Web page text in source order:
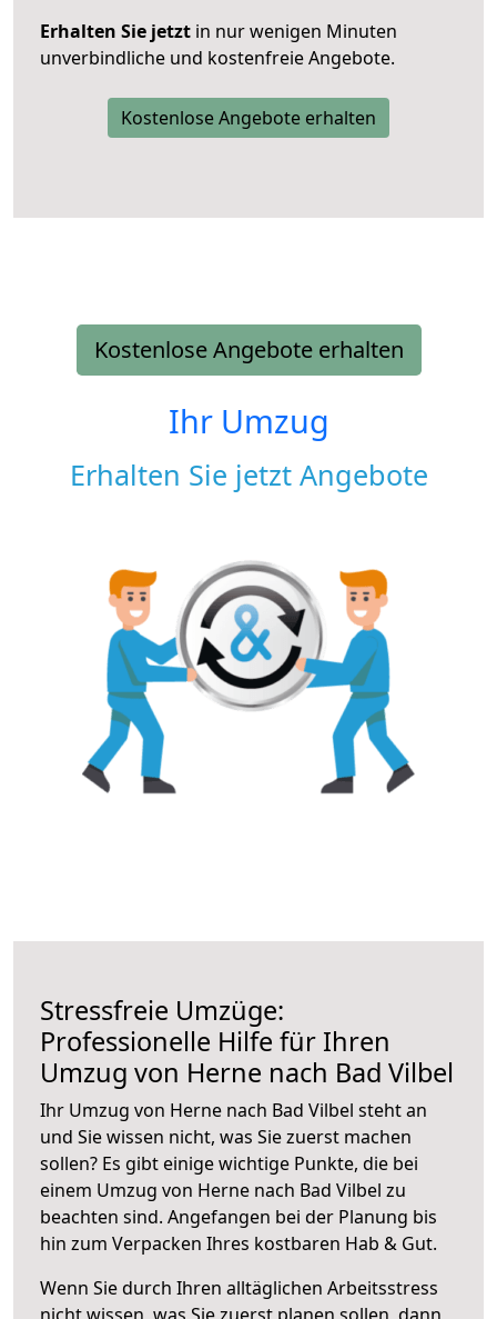
Erhalten Sie jetzt in nur wenigen Minuten
unverbindliche und kostenfreie Angebote.
Kostenlose Angebote erhalten
Kostenlose Angebote erhalten
Ihr Umzug
Erhalten Sie jetzt Angebote
Stressfreie Umzüge:
Professionelle Hilfe für Ihren
Umzug von Herne nach Bad Vilbel
Ihr Umzug von Herne nach Bad Vilbel steht an
und Sie wissen nicht, was Sie zuerst machen
sollen? Es gibt einige wichtige Punkte, die bei
einem Umzug von Herne nach Bad Vilbel zu
beachten sind. Angefangen bei der Planung bis
hin zum Verpacken Ihres kostbaren Hab & Gut.
Wenn Sie durch Ihren alltäglichen Arbeitsstress